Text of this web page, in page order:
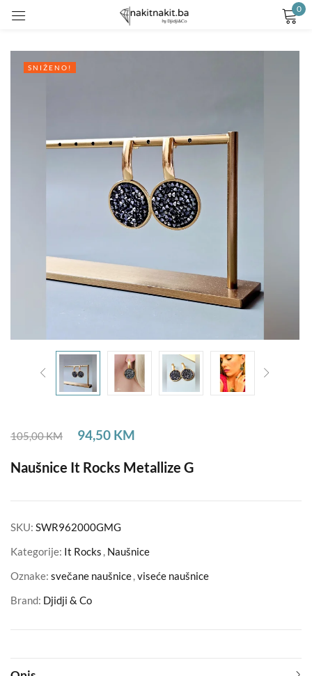
0
SNIŽENO!
105,00KM 94,50 KM
Naušnice It Rocks Metallize G
SKU: SWR962000GMG
Kategorije: It Rocks , Naušnice
Oznake: svečane naušnice,viseće naušnice
Brand: Djidji & Co
Remember me Lost password?
LOG IN